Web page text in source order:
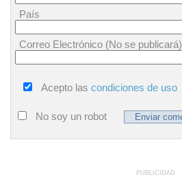
País
Correo Electrónico (No se publicará)
Acepto las condiciones de uso
No soy un robot
PUBLICIDAD